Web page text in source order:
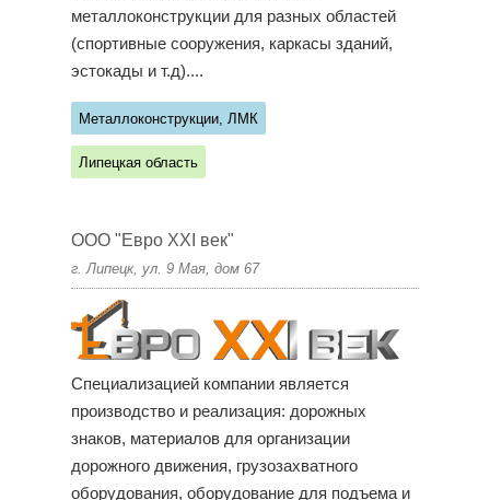
металлоконструкции для разных областей
(спортивные сооружения, каркасы зданий,
эстокады и т.д)....
Металлоконструкции, ЛМК
Липецкая область
ООО "Евро XXI век"
г. Липецк, ул. 9 Мая, дом 67
Специализацией компании является
производство и реализация: дорожных
знаков, материалов для организации
дорожного движения, грузозахватного
оборудования, оборудование для подъема и